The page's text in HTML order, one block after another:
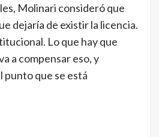
Molinari consideró que
dejaría de existir la licencia.
Lo que hay que
a compensar eso, y
punto que se está